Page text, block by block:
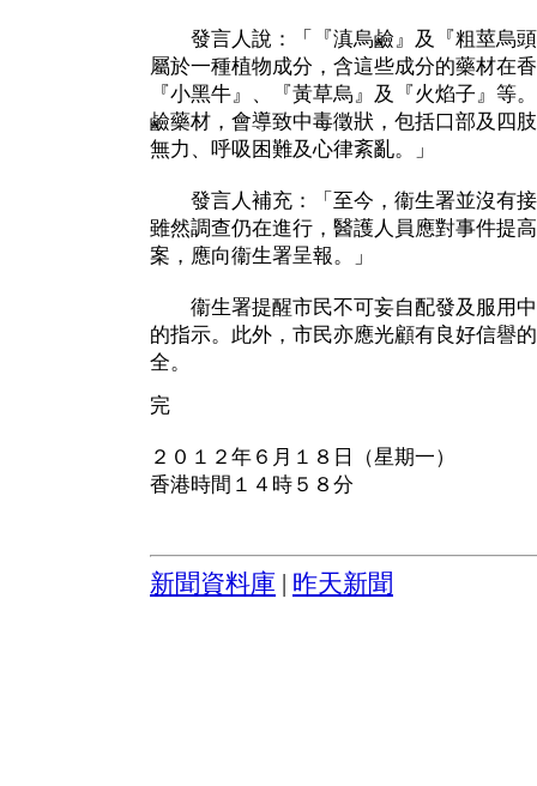
發言人說：「『滇烏鹼』及『粗莖烏頭
屬於一種植物成分，含這些成分的藥材在
『小黑牛』、『黃草烏』及『火焰子』等
鹼藥材，會導致中毒徵狀，包括口部及四
無力、呼吸困難及心律紊亂。」
發言人補充：「至今，衞生署並沒有接
雖然調查仍在進行，醫護人員應對事件提
案，應向衞生署呈報。」
衞生署提醒市民不可妄自配發及服用中
的指示。此外，市民亦應光顧有良好信譽
全。
完
２０１２年６月１８日（星期一）
香港時間１４時５８分
新聞資料庫 昨天新聞